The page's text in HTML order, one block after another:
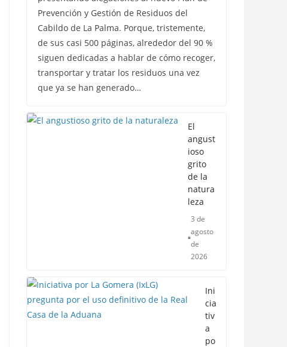
Prevención y Gestión de Residuos del
Cabildo de La Palma. Porque, tristemente,
de sus casi 500 páginas, alrededor del 90 %
siguen dedicadas a hablar de cómo recoger,
transportar y tratar los residuos una vez
que ya se han generado…
El
angust
ioso
grito
de la
natura
leza
3 de
agosto
de
2026
Ini
cia
tiv
a
po